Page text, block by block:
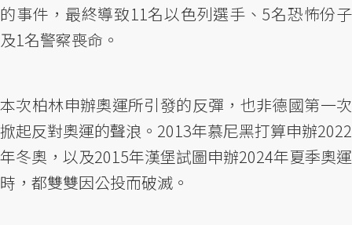
的事件，最終導致11名以色列選手、5名恐怖份子
及1名警察喪命。
本次柏林申辦奧運所引發的反彈，也非德國第一次
掀起反對奧運的聲浪。2013年慕尼黑打算申辦2022
年冬奧，以及2015年漢堡試圖申辦2024年夏季奧運
時，都雙雙因公投而破滅。